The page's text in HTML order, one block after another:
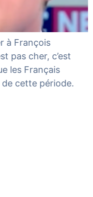
à François
pas cher, c’est
les Français
cette période.